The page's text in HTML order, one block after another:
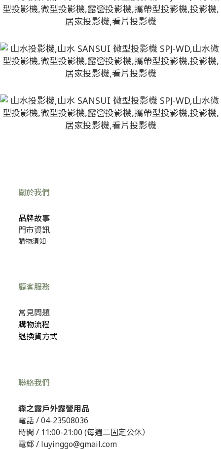
關於我們
品牌故事
門市資訊
購物須知
顧客服務
常見問題
購物流程
退換貨方式
聯絡我們
森之露戶外露營用品
電話 /04-23508036
時間 / 11:00-21:00 (每週二固定公休）
電郵 / luyinggo@gmail.com